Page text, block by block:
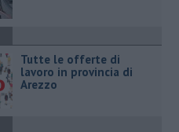
​Tutte le offerte di
lavoro in provincia di
Arezzo